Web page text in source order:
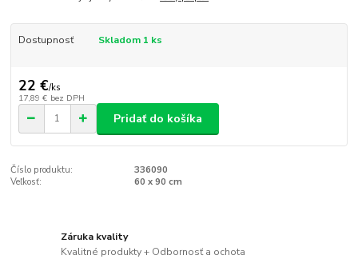
Dostupnosť Skladom 1 ks
22 €/ks
17,89 € bez DPH
Pridať do košíka
Číslo produktu:
336090
Veľkosť:
60 x 90 cm
Záruka kvality
Kvalitné produkty + Odbornosť a ochota